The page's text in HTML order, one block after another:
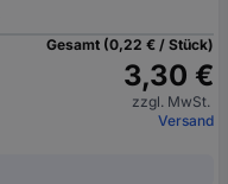
Gesamt (0,22 € / Stück)
3,30 €
zzgl. MwSt.
Versand